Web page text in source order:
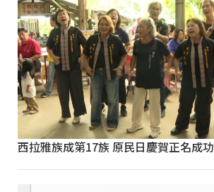
西拉雅族成第17族 原民日慶賀正名成功